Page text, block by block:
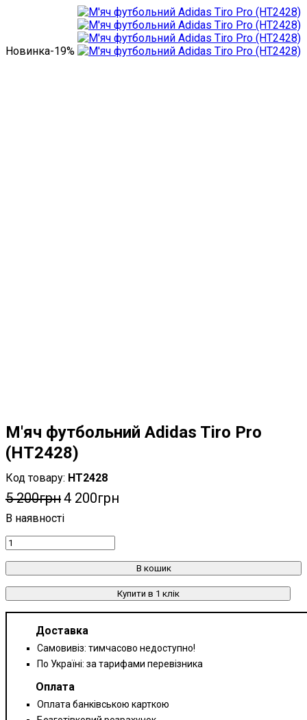
Новинка-19%
М'яч футбольний Adidas Tiro Pro
(HT2428)
HT2428
5 200грн4 200грн
В кошик
Купити в 1 клік
Доставка
Самовивіз: тимчасово недоступно!
По Україні: за тарифами перевізника
Оплата
Оплата банківською карткою